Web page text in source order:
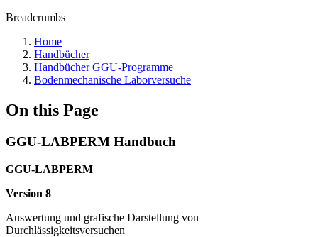
Breadcrumbs
Home
Handbücher
Handbücher GGU-Programme
Bodenmechanische Laborversuche
On this Page
GGU-LABPERM Handbuch
GGU-LABPERM
Version 8
Auswertung und grafische Darstellung von
Durchlässigkeitsversuchen